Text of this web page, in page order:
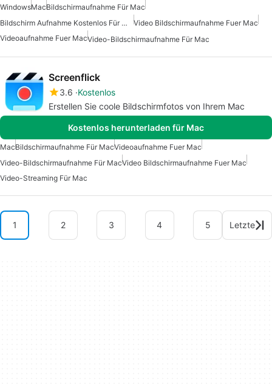
WindowsMacBildschirmaufnahme Für Mac
Bildschirm Aufnahme Kostenlos Für Mac
Video Bildschirmaufnahme Fuer Mac
Videoaufnahme Fuer MacVideo-Bildschirmaufnahme Für Mac
Screenflick
3.6 Kostenlos
Erstellen Sie coole Bildschirmfotos von Ihrem Mac
Kostenlos herunterladen für Mac
MacBildschirmaufnahme Für MacVideoaufnahme Fuer Mac
Video-Bildschirmaufnahme Für MacVideo Bildschirmaufnahme Fuer Mac
Video-Streaming Für Mac
1 2 3 4 5 Letzte